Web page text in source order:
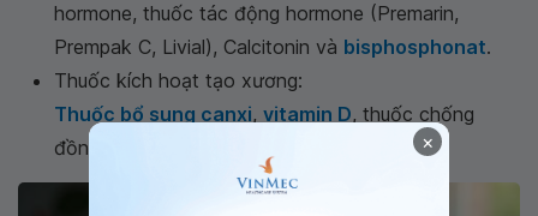
hormone, thuốc tác động hormone (Premarin,
Prempak C, Livial), Calcitonin và bisphosphonat.
Thuốc kích hoạt tạo xương:
Thuốc bổ sung canxi, vitamin D, thuốc chống
đồng hóa…
×